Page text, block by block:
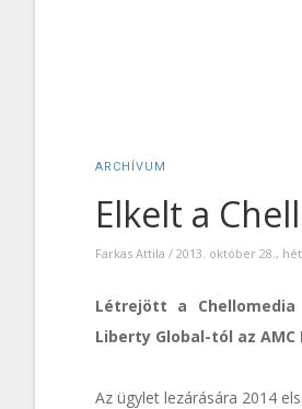
ARCHÍVUM
Elkelt a
Farkas Attila / 2013. október 28.,
Létrejött a
Liberty Global-tól az
Az ügylet lezárására 2014